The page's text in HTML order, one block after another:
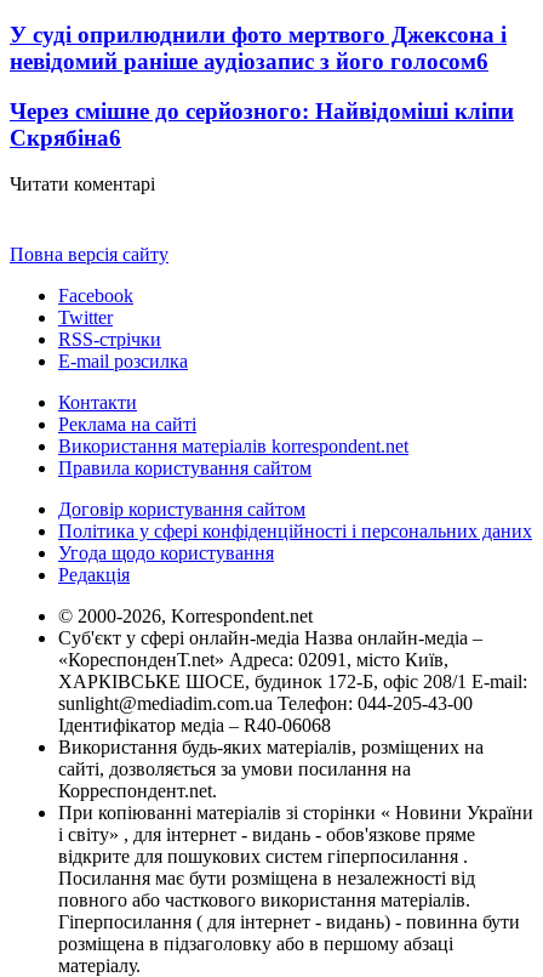
У суді оприлюднили фото мертвого Джексона і
невідомий раніше аудіозапис з його голосом6
Через смішне до серйозного: Найвідоміші кліпи
Скрябіна6
Читати коментарі
Повна версія сайту
Facebook
Twitter
RSS-стрічки
E-mail розсилка
Контакти
Реклама на сайті
Використання матеріалів korrespondent.net
Правила користування сайтом
Договір користування сайтом
Політика у сфері конфіденційності і персональних даних
Угода щодо користування
Редакція
© 2000-2026, Korrespondent.net
Суб'єкт у сфері онлайн-медіа Назва онлайн-медіа –
«КореспонденТ.net» Адреса: 02091, місто Київ,
ХАРКІВСЬКЕ ШОСЕ, будинок 172-Б, офіс 208/1 E-mail:
sunlight@mediadim.com.ua Телефон: 044-205-43-00
Ідентифікатор медіа – R40-06068
Використання будь-яких матеріалів, розміщених на
сайті, дозволяється за умови посилання на
Корреспондент.net.
При копіюванні матеріалів зі сторінки « Новини України
і світу» , для інтернет - видань - обов'язкове пряме
відкрите для пошукових систем гіперпосилання .
Посилання має бути розміщена в незалежності від
повного або часткового використання матеріалів.
Гіперпосилання ( для інтернет - видань) - повинна бути
розміщена в підзаголовку або в першому абзаці
матеріалу.